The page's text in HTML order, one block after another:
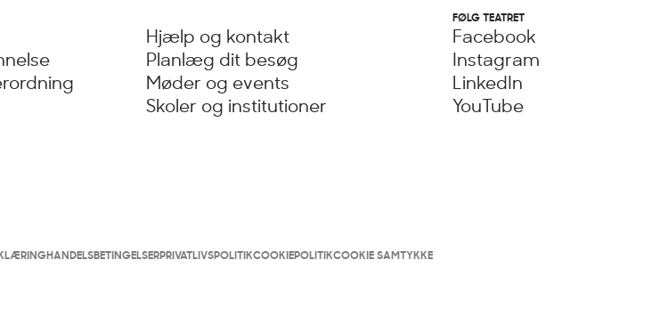
Hjælp og kontakt
Planlæg dit besøg
Møder og events
Skoler og institutioner
FØLG TEATRET
Facebook
Instagram
LinkedIn
YouTube
HANDELSBETINGELSER PRIVATLIVSPOLITIKCOOKIEPOLITIKCOOKIE SAMTYKKE